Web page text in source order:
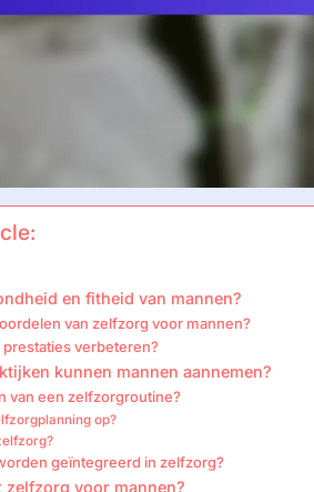
en fitheid van mannen?
van zelfzorg voor mannen?
verbeteren?
kunnen mannen aannemen?
van een zelfzorgroutine?
op?
geïntegreerd in zelfzorg?
zelfzorg voor mannen?